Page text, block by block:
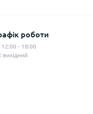
роботи
- 18:00
вихідний